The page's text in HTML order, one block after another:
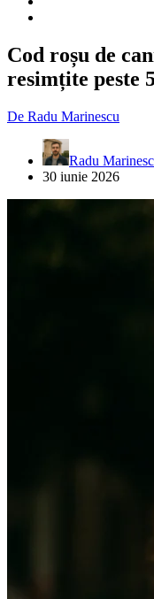
Cod roșu de
resimțite peste
De Radu Marinescu
Radu
30 iunie 2026